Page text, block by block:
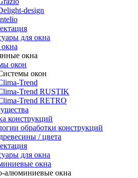
design
для окна
окна
окон
окон
Trend
Trend RUSTIK
Trend RETRO
конструкций
обработки конструкций
/ цвета
для окна
окна
алюминиевые окна